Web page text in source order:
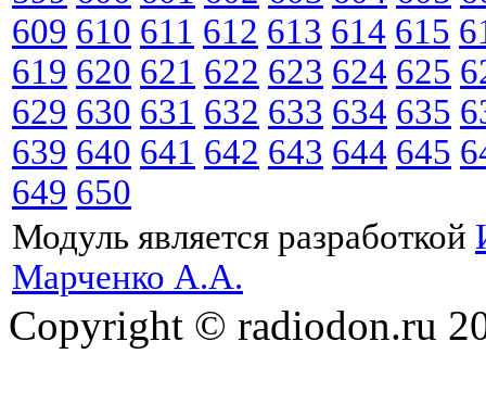
609 610 611 612 613 614 615
619 620 621 622 623 624 625
629 630 631 632 633 634 635
639 640 641 642 643 644 645
649 650
Модуль является разработкой
Марченко А.А.
Copyright © radiodon.ru